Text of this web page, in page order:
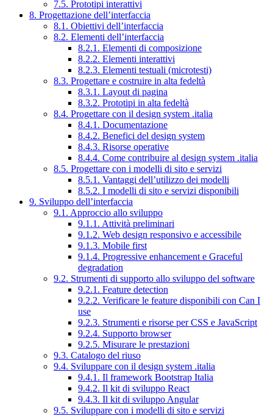
7.5. Prototipi interattivi
8. Progettazione dell’interfaccia
8.1. Obiettivi dell’interfaccia
8.2. Elementi dell’interfaccia
8.2.1. Elementi di composizione
8.2.2. Elementi interattivi
8.2.3. Elementi testuali (microtesti)
8.3. Progettare e costruire in alta fedeltà
8.3.1. Layout di pagina
8.3.2. Prototipi in alta fedeltà
8.4. Progettare con il design system .italia
8.4.1. Documentazione
8.4.2. Benefici del design system
8.4.3. Risorse operative
8.4.4. Come contribuire al design system .italia
8.5. Progettare con i modelli di sito e servizi
8.5.1. Vantaggi dell’utilizzo dei modelli
8.5.2. I modelli di sito e servizi disponibili
9. Sviluppo dell’interfaccia
9.1. Approccio allo sviluppo
9.1.1. Attività preliminari
9.1.2. Web design responsivo e accessibile
9.1.3. Mobile first
9.1.4. Progressive enhancement e Graceful
degradation
9.2. Strumenti di supporto allo sviluppo del software
9.2.1. Feature detection
9.2.2. Verificare le feature disponibili con Can I
use
9.2.3. Strumenti e risorse per CSS e JavaScript
9.2.4. Supporto browser
9.2.5. Misurare le prestazioni
9.3. Catalogo del riuso
9.4. Sviluppare con il design system .italia
9.4.1. Il framework Bootstrap Italia
9.4.2. Il kit di sviluppo React
9.4.3. Il kit di sviluppo Angular
9.5. Sviluppare con i modelli di sito e servizi